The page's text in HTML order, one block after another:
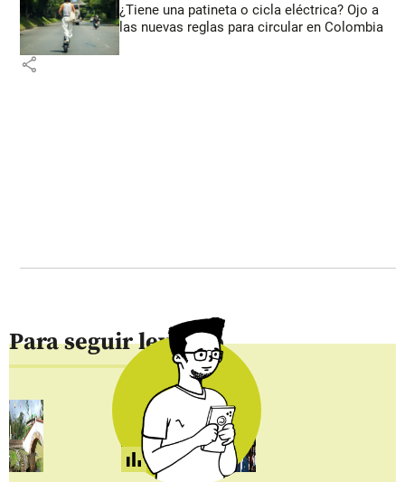
¿Tiene una patineta o cicla eléctrica? Ojo a
las nuevas reglas para circular en Colombia
share
Para seguir leyendo